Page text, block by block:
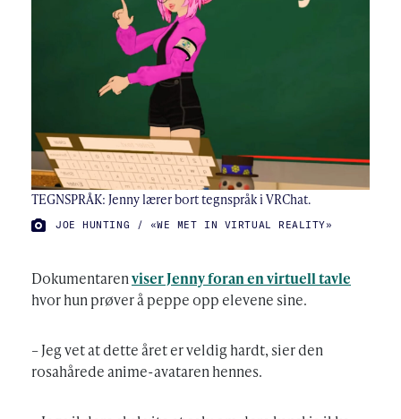
TEGNSPRÅK: Jenny lærer bort tegnspråk i VRChat.
FOTO:
JOE HUNTING / «WE MET IN VIRTUAL REALITY»
Dokumentarenviser Jenny foran en virtuell tavle
hvor hun prøver å peppe opp elevene sine.
– Jeg vet at dette året er veldig hardt, sier den
rosahårede anime-avataren hennes.